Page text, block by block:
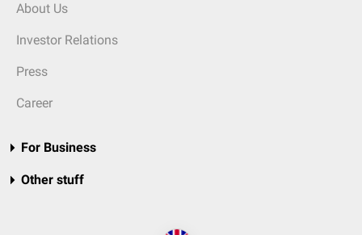
About Us
Investor Relations
Press
Career
For Business
Other stuff